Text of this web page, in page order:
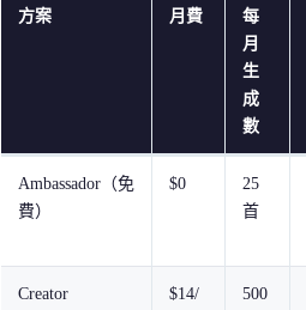
方案 月費
每
月
生
成
數
Ambassador（免
費）
$0
25
首
Creator
$14/
500